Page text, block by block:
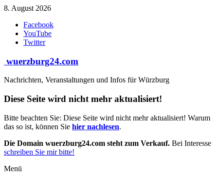
Zum
springen
8. August 2026
Facebook
YouTube
Twitter
wuerzburg24.com
Nachrichten, Veranstaltungen und Infos für Würzburg
Diese Seite wird nicht mehr aktualisiert!
Bitte beachten Sie: Diese Seite wird nicht mehr aktualisiert! Warum
das so ist, können Sie hier nachlesen.
Die Domain wuerzburg24.com steht zum Verkauf. Bei Interesse
schreiben Sie mir bitte!
Menü